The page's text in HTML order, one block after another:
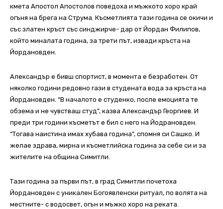
кмета Апостол Апостолов поведоха и мъжкото хоро край
огъня на брега на Струма. Късметлията тази година се окичи и
със златен кръст със синджирче- дар от Йордан Филипов,
който миналата година, за трети път, извади кръста на
Йордановден.
Александър е бивш спортист, в момента е безработен. От
няколко години редовно гази в студената вода за кръста на
Йордановден. “В началото е студенко, после емоцията те
обзема и не чувстваш студ”, казва Александър Георгиев. И
преди три години късметът е бил с него на Йодрановден.
“Тогава наистина имах хубава година”, спомня си Сашко. И
желае здрава, мирна и късметлийска година за себе си и за
жителите на община Симитли.
Тази година за първи път, в град Симитли почетоха
Йордановден с уникален Богоявленски ритуал, по волята на
местните- с водосвет, огън и мъжко хоро на реката.